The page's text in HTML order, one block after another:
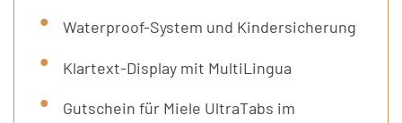
Waterproof-System und Kindersicherung
Klartext-Display mit MultiLingua
Gutschein für Miele UltraTabs im